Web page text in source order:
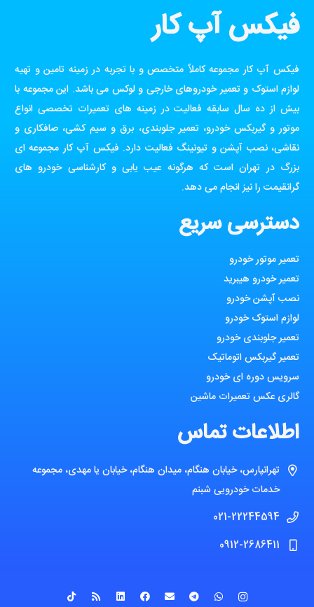
فیکس آپ کار
فیکس آپ کار مجموعه کاملاً متخصص و با تجربه در زمینه تامین و تهیه
لوازم استوک و تعمیر خودروهای خارجی و لوکس می باشد. این مجموعه با
بیش از ده سال سابقه فعالیت در زمینه های تعمیرات تخصصی انواع
موتور و گیربکس خودرو، تعمیر جلوبندی، برق و سیم کشی، صافکاری و
نقاشی، نصب آپشن و تیونینگ فعالیت دارد. فیکس آپ کار مجموعه ای
بزرگ در تهران است که هرگونه عیب یابی و کارشناسی خودرو های
گرانقیمت را نیز انجام می دهد.
دسترسی سریع
تعمیر موتور خودرو
تعمیر خودرو هیبرید
نصب آپشن خودرو
لوازم استوک خودرو
تعمیر جلوبندی خودرو
تعمیر گیربکس اتوماتیک
سرویس دوره ای خودرو
گالری عکس تعمیرات ماشین
اطلاعات تماس
تهرانپارس، خیابان هنگام، میدان هنگام، خیابان یا مهدی، مجموعه
خدمات خودرویی شبنم
021-22244594
0912-2686411